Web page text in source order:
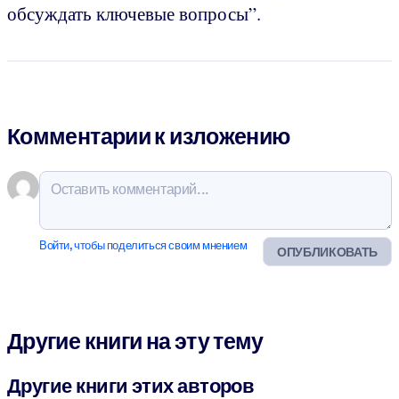
обсуждать ключевые вопросы”.
Комментарии к изложению
ОПУБЛИКОВАТЬ
Войти, чтобы поделиться своим мнением
Другие книги на эту тему
Другие книги этих авторов